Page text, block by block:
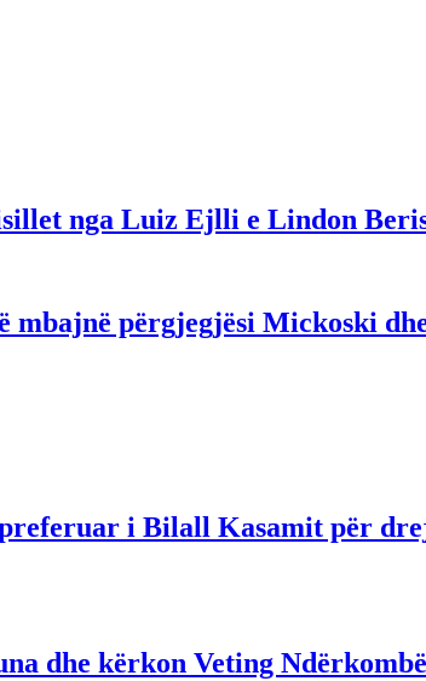
nga Luiz Ejlli e Lindon
mbajnë përgjegjësi Mickoski
i Bilall Kasamit për
dhe kërkon Veting